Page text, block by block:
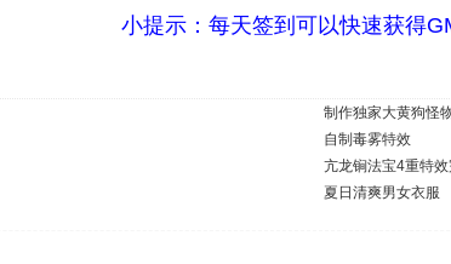
小提示：每天签到可以快速获得
制作独家大黄狗怪
自制毒雾特效
亢龙锏法宝4重特效
夏日清爽男女衣服